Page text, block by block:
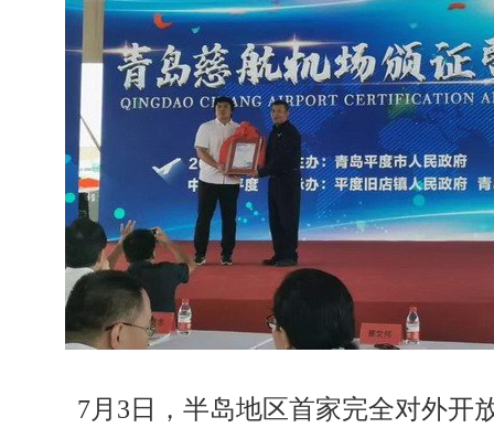
7月3日，半岛地区首家完全对外开